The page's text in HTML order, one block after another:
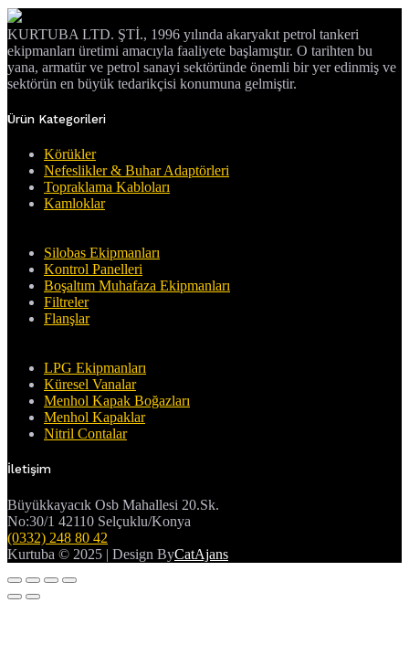
KURTUBA LTD. ŞTİ., 1996 yılında akaryakıt petrol tankeri
ekipmanları üretimi amacıyla faaliyete başlamıştır. O tarihten bu
yana, armatür ve petrol sanayi sektöründe önemli bir yer edinmiş ve
sektörün en büyük tedarikçisi konumuna gelmiştir.
Ürün Kategorileri
Körükler
Nefeslikler & Buhar Adaptörleri
Topraklama Kabloları
Kamloklar
Silobas Ekipmanları
Kontrol Panelleri
Boşaltım Muhafaza Ekipmanları
Filtreler
Flanşlar
LPG Ekipmanları
Küresel Vanalar
Menhol Kapak Boğazları
Menhol Kapaklar
Nitril Contalar
İletişim
Büyükkayacık Osb Mahallesi 20.Sk.
No:30/1 42110 Selçuklu/Konya
(0332) 248 80 42
Kurtuba © 2025 | Design ByCatAjans